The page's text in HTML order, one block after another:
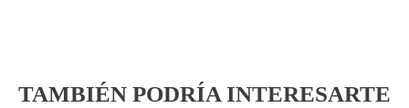
TAMBIÉN PODRÍA INTERESARTE